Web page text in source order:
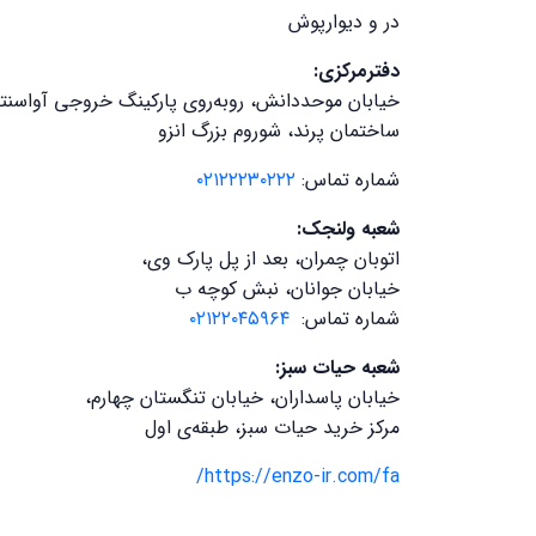
در و دیوارپوش
دفترمرکزی:
خیابان موحددانش، روبه‌روی پارکینگ خروجی
ساختمان پرند، شوروم بزرگ انزو
شماره تماس: ۰۲۱۲۲۲۳۰۲۲۲
شعبه ولنجک:
اتوبان چمران، بعد از پل پارک وی،
خیابان جوانان، نبش کوچه ب
شماره تماس: ۰۲۱۲۲۰۴۵۹۶۴
شعبه حیات سبز:
خیابان پاسداران، خیابان تنگستان چهارم،
مرکز خرید حیات سبز، طبقه‌ی اول
https://enzo-ir.com/fa/